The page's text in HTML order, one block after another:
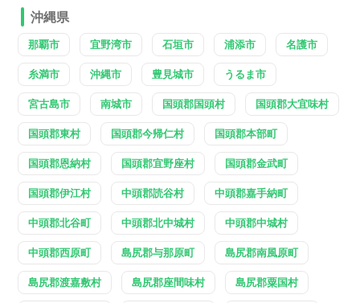
沖縄県
那覇市 宜野湾市 石垣市 浦添市 名護市
糸満市 沖縄市 豊見城市 うるま市
宮古島市 南城市 国頭郡国頭村 国頭郡大宜味村
国頭郡東村 国頭郡今帰仁村 国頭郡本部町
国頭郡恩納村 国頭郡宜野座村 国頭郡金武町
国頭郡伊江村 中頭郡読谷村 中頭郡嘉手納町
中頭郡北谷町 中頭郡北中城村 中頭郡中城村
中頭郡西原町 島尻郡与那原町 島尻郡南風原町
島尻郡渡嘉敷村 島尻郡座間味村 島尻郡粟国村